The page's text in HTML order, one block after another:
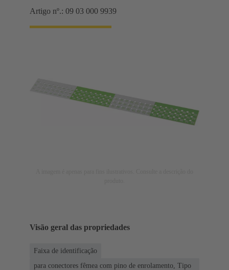
Artigo nº.: 09 03 000 9939
Visão geral das propriedades
Faixa de identificação
para conectores fêmea com pino de enrolamento, Tipo